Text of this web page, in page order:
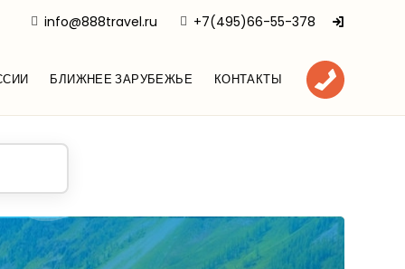
info@888travel.ru +7(495)66-55-378
БЛИЖНЕЕ ЗАРУБЕЖЬЕ КОНТАКТЫ